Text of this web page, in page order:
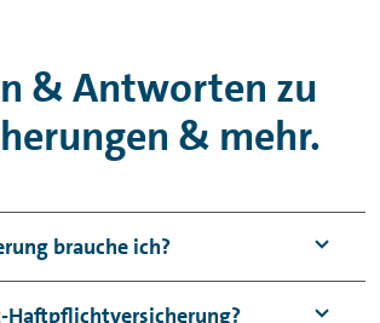
& Antworten zu
& mehr.
brauche ich?
benötigen Sie
Haftpflichtversicherung?